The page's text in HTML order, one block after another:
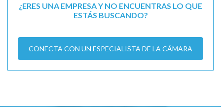
¿ERES UNA EMPRESA Y NO ENCUENTRAS LO QUE
ESTÁS BUSCANDO?
CONECTA CON UN ESPECIALISTA DE LA CÁMARA